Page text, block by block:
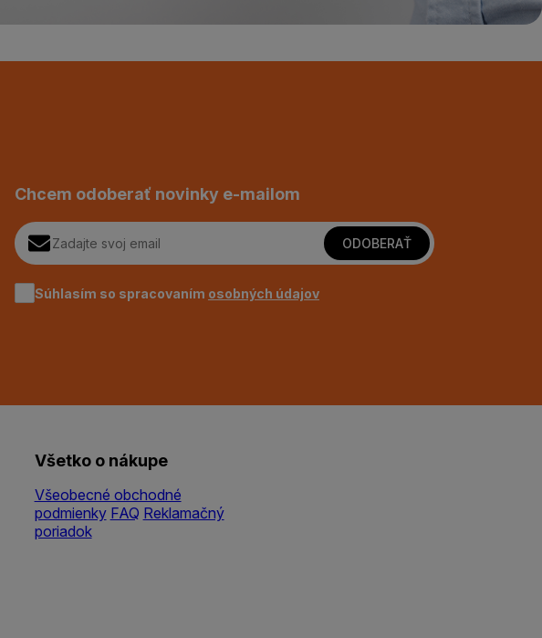
Chcem odoberať novinky e-mailom
ODOBERAŤ
Súhlasím so spracovaním osobných údajov
Všetko o nákupe
Všeobecné obchodné
podmienky FAQ Reklamačný
poriadok